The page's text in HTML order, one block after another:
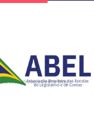
Fresh Articles Every Day